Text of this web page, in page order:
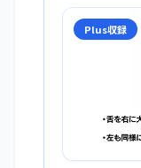
Plus収録